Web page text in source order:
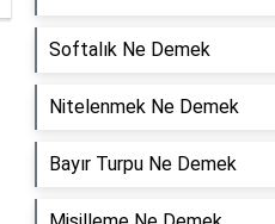
Softalık Ne Demek
Nitelenmek Ne Demek
Bayır Turpu Ne Demek